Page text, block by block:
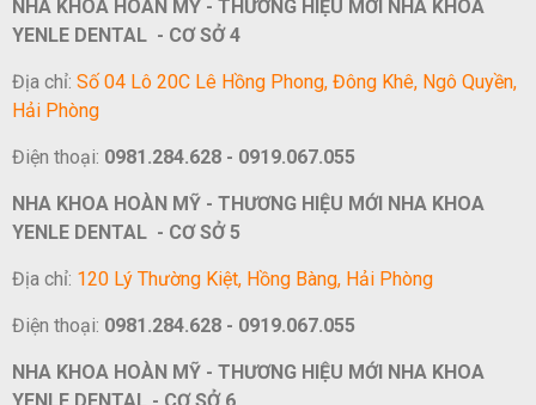
NHA KHOA HOÀN MỸ - THƯƠNG HIỆU MỚI NHA KHOA
YENLE DENTAL - CƠ SỞ 4
Địa chỉ: Số 04 Lô 20C Lê Hồng Phong, Đông Khê, Ngô Quyền,
Hải Phòng
Điện thoại: 0981.284.628 - 0919.067.055
NHA KHOA HOÀN MỸ - THƯƠNG HIỆU MỚI NHA KHOA
YENLE DENTAL - CƠ SỞ 5
Địa chỉ: 120 Lý Thường Kiệt, Hồng Bàng, Hải Phòng
Điện thoại: 0981.284.628 - 0919.067.055
NHA KHOA HOÀN MỸ - THƯƠNG HIỆU MỚI NHA KHOA